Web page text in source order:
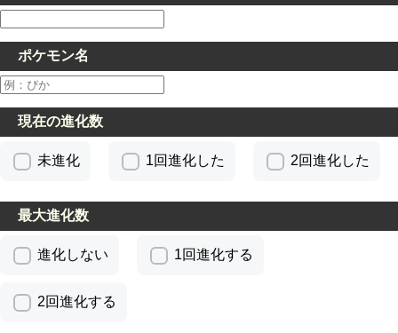
ポケモン名
現在の進化数
未進化 1回進化した 2回進化した
最大進化数
進化しない 1回進化する
2回進化する